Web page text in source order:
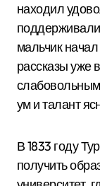
находил
поддерживали
мальчик
рассказы уже
ум и талант
В 1833 году
получить